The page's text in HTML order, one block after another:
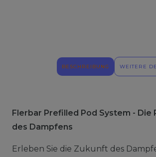
BESCHREIBUNG WEITERE
Flerbar Prefilled Pod System - Die
des Dampfens
Erleben Sie die Zukunft des